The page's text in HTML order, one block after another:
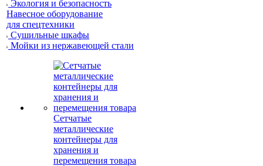
Экология и безопасность
Навесное оборудование
для спецтехники
Сушильные шкафы
Мойки из нержавеющей стали
Сетчатые
металлические
контейнеры для
хранения и
перемещения товара